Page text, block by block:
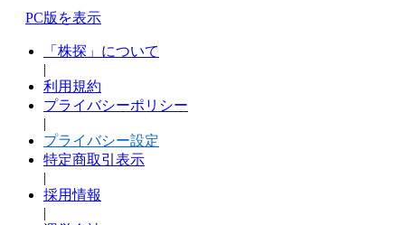
PC版を表示
「株探」について
|
利用規約
プライバシーポリシー
|
プライバシー設定
特定商取引表示
|
採用情報
|